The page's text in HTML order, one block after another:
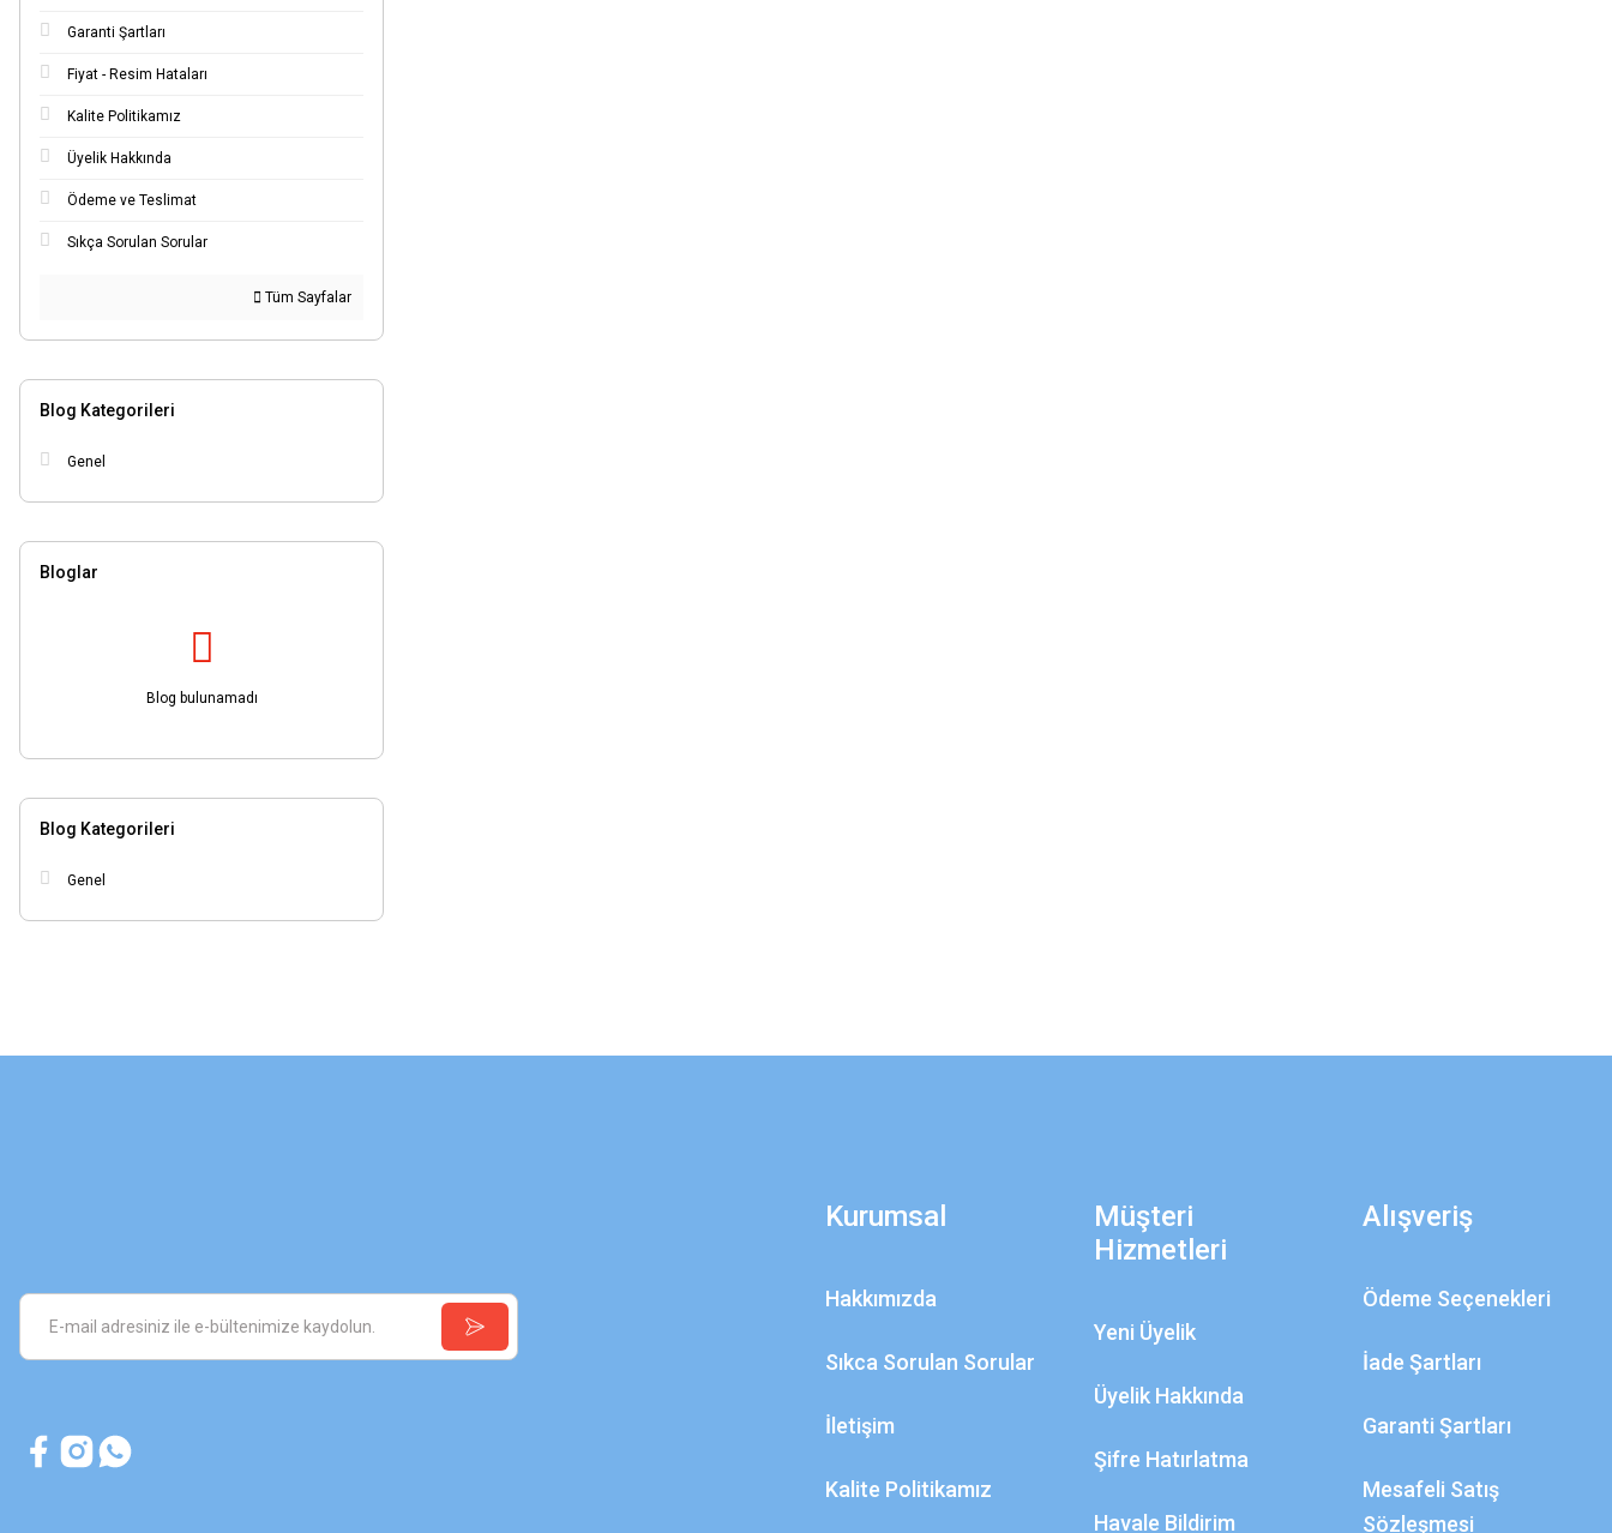
Garanti Şartları
Fiyat - Resim Hataları
Kalite Politikamız
Üyelik Hakkında
Ödeme ve Teslimat
Sıkça Sorulan Sorular
Tüm Sayfalar
Blog Kategorileri
Genel
Bloglar
Blog bulunamadı
Blog Kategorileri
Genel
Kurumsal
Hakkımızda
Sıkca Sorulan Sorular
İletişim
Kalite Politikamız
Müşteri
Hizmetleri
Yeni Üyelik
Üyelik Hakkında
Şifre Hatırlatma
Havale Bildirim
Alışveriş
Ödeme Seçenekleri
İade Şartları
Garanti Şartları
Mesafeli Satış
Sözleşmesi